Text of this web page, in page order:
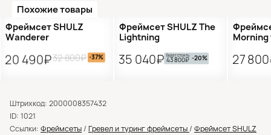
Похожие товары
Распродажа
Фреймсет SHULZ
Wanderer
20 490₽32 800₽ -37%
Предзаказ
Фреймсет SHULZ The
Lightning
35 040₽ Будет стоить
43 800₽ -20% 27
Штрихкод: 2000008357432
ID: 1021
Ссылки: Фреймсеты / Гревел и туринг фреймсеты / Фреймсет SHULZ